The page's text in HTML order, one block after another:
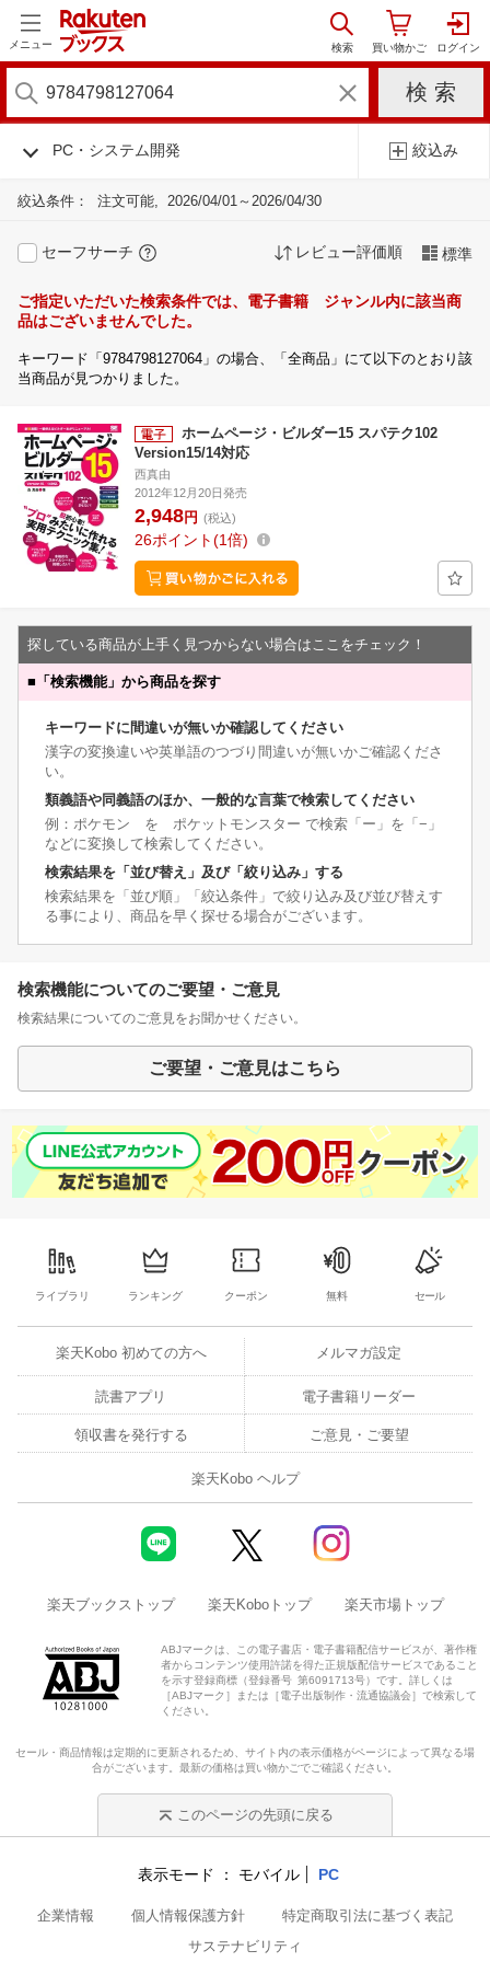
メニュー
PC・システム開発 絞込み
絞込条件： 注文可能 2026/04/01～2026/04/30
セーフサーチ レビュー評価順 標準
ご指定いただいた検索条件では、電子書籍 ジャンル内に該当商
品はございませんでした。
キーワード「9784798127064」の場合、「全商品」にて以下のとおり該
当商品が見つかりました。
ホームページ・ビルダー15 スパテク102
Version15/14対応
西真由
2012年12月20日発売
2,948円 (税込)
26ポイント 1倍
探している商品が上手く見つからない場合はここをチェック！
■ 「検索機能」から商品を探す
キーワードに間違いが無いか確認してください
漢字の変換違いや英単語のつづり間違いが無いかご確認くださ
い。
類義語や同義語のほか、一般的な言葉で検索してください
例：ポケモン を ポケットモンスター で検索「ー」を「−」
などに変換して検索してください。
検索結果を「並び替え」及び「絞り込み」する
検索結果を「並び順」「絞込条件」で絞り込み及び並び替えす
る事により、商品を早く探せる場合がございます。
検索機能についてのご要望・ご意見
検索結果についてのご意見をお聞かせください。
ご要望・ご意見はこちら
ライブラリ ランキング クーポン 無料 セール
楽天Kobo 初めての方へ メルマガ設定
読書アプリ 電子書籍リーダー
領収書を発行する ご意見・ご要望
楽天Kobo ヘルプ
楽天ブックストップ 楽天Koboトップ 楽天市場トップ
ABJマークは、この電子書店・電子書籍配信サービスが、著作権
者からコンテンツ使用許諾を得た正規版配信サービスであること
を示す登録商標（登録番号 第6091713号）です。詳しくは
［ABJマーク］または［電子出版制作・流通協議会］で検索して
ください。
セール・商品情報は定期的に更新されるため、サイト内の表示価格がページによって異なる場
合がございます。最新の価格は買い物かごでご確認ください。
このページの先頭に戻る
表示モード モバイル PC
企業情報 個人情報保護方針
特定商取引法に基づく表記
サステナビリティ